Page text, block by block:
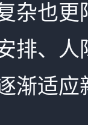
杂也更
排、人
渐适应